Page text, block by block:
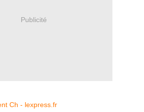
Publicité
Ch - lexpress.fr